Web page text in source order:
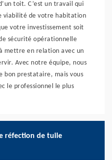
toit. C’est un travail qui
viabilité de votre habitation
votre investissement soit
sécurité opérationnelle
mettre en relation avec un
Avec notre équipe, nous
bon prestataire, mais vous
le professionnel le plus
réfection de tuile